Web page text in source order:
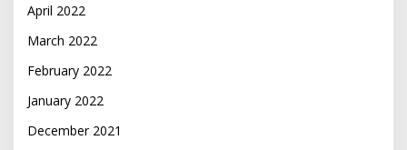
April 2022
March 2022
February 2022
January 2022
December 2021